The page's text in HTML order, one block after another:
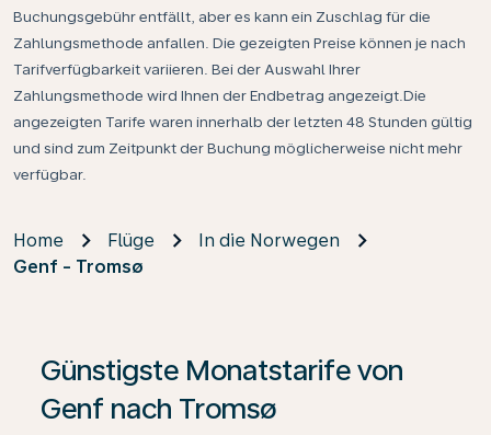
Buchungsgebühr entfällt, aber es kann ein Zuschlag für die
Zahlungsmethode anfallen. Die gezeigten Preise können je nach
Tarifverfügbarkeit variieren. Bei der Auswahl Ihrer
Zahlungsmethode wird Ihnen der Endbetrag angezeigt.Die
angezeigten Tarife waren innerhalb der letzten 48 Stunden gültig
und sind zum Zeitpunkt der Buchung möglicherweise nicht mehr
verfügbar.
Home Flüge
In die Norwegen
Genf - Tromsø
Günstigste Monatstarife von
Genf nach Tromsø
Wenn keine Ergebnisse gefunden wurden, klicken